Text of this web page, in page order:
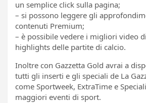
un semplice click sulla pagina;
– si possono leggere gli
contenuti Premium;
– è possibile vedere i migliori video
highlights delle partite di calcio.
Inoltre con Gazzetta Gold avrai a
tutti gli inserti e gli speciali de La
come Sportweek, ExtraTime e
maggiori eventi di sport.